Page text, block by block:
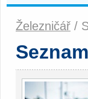
Železničář /